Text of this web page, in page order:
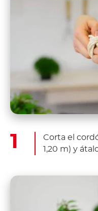
Corta el
1,20 m) y